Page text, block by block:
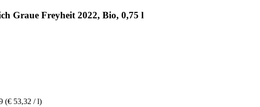
Graue Freyheit 2022, Bio, 0,75 l
(€ 53,32 / l)